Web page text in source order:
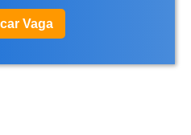
Vaga